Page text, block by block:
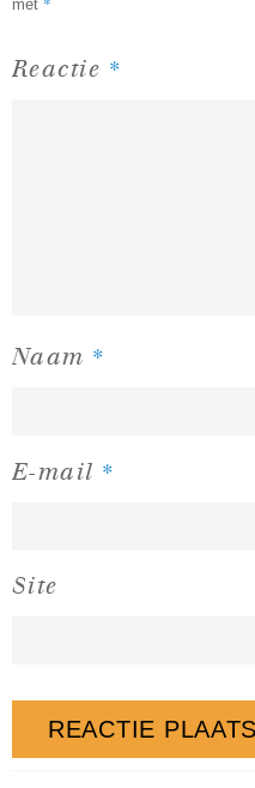
met
Reactie *
Naam *
E-mail *
Site